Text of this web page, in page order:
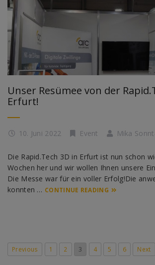
Unser Resümee von der
Erfurt!
10. Juni 2022 Event Mika
Die Rapid.Tech 3D in Erfurt ist nun schon
Wochen her und wir wollen Ihnen unsere
Die Messe war für ein voller Erfolg!Die
konnten … CONTINUE READING
Previous 1 2 3 4 5 6 Next